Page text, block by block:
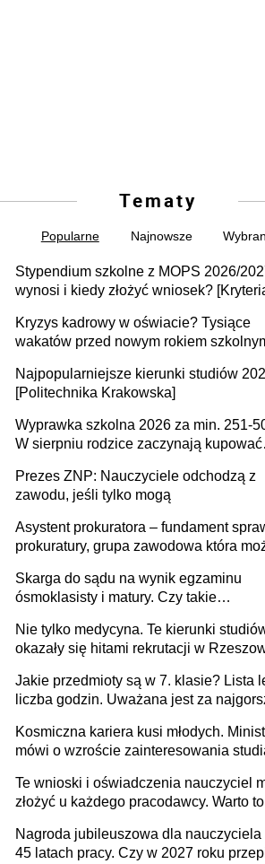
Tematy
Popularne Najnowsze
Stypendium szkolne z MOPS 2026/
wynosi i kiedy złożyć wniosek?
Kryzys kadrowy w oświacie? Tysiące
wakatów przed nowym rokiem
Najpopularniejsze kierunki studiów
[Politechnika Krakowska]
Wyprawka szkolna 2026 za min. 251-
W sierpniu rodzice zaczynają kupować
wydatek sięgający ponad 1 tys. zł
Prezes ZNP: Nauczyciele odchodzą z
zawodu, jeśli tylko mogą
Asystent prokuratora – fundament
prokuratury, grupa zawodowa która
Skarga do sądu na wynik egzaminu
ósmoklasisty i matury. Czy takie
Nie tylko medycyna. Te kierunki
okazały się hitami rekrutacji w
Jakie przedmioty są w 7. klasie? Lista
liczba godzin. Uważana jest za
Kosmiczna kariera kusi młodych.
mówi o wzroście zainteresowania
Te wnioski i oświadczenia nauczyciel
złożyć u każdego pracodawcy. Warto to
szkolnego 2026/2027
Nagroda jubileuszowa dla nauczyciela
45 latach pracy. Czy w 2027 roku